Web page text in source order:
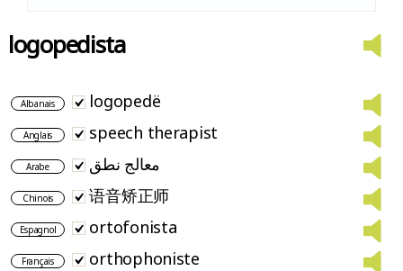
logopedista
Albanais logopedë
Anglais speech therapist
Arabe معالج نطق
Chinois 语音矫正师
Espagnol ortofonista
Français orthophoniste